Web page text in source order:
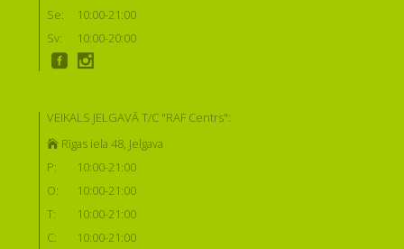
Se:
10:00-21:00
Sv:
10:00-20:00
VEIKALS JELGAVĀ T/C "RAF Centrs":
Rīgas iela 48, Jelgava
P:
10:00-21:00
O:
10:00-21:00
T:
10:00-21:00
C:
10:00-21:00